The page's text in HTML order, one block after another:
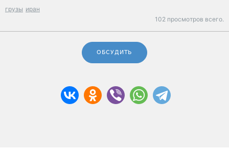
грузы иран
102 просмотров всего.
ОБСУДИТЬ